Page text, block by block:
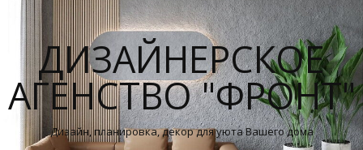
ДИЗАЙНЕРСКОЕ
АГЕНСТВО "ФРОНТ"
Дизайн, планировка, декор для уюта Вашего дома